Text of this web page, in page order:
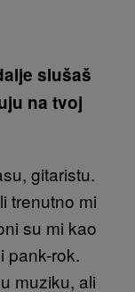
slušaš
na tvoj
gitaristu.
trenutno mi
su mi kao
pank-rok.
muziku, ali